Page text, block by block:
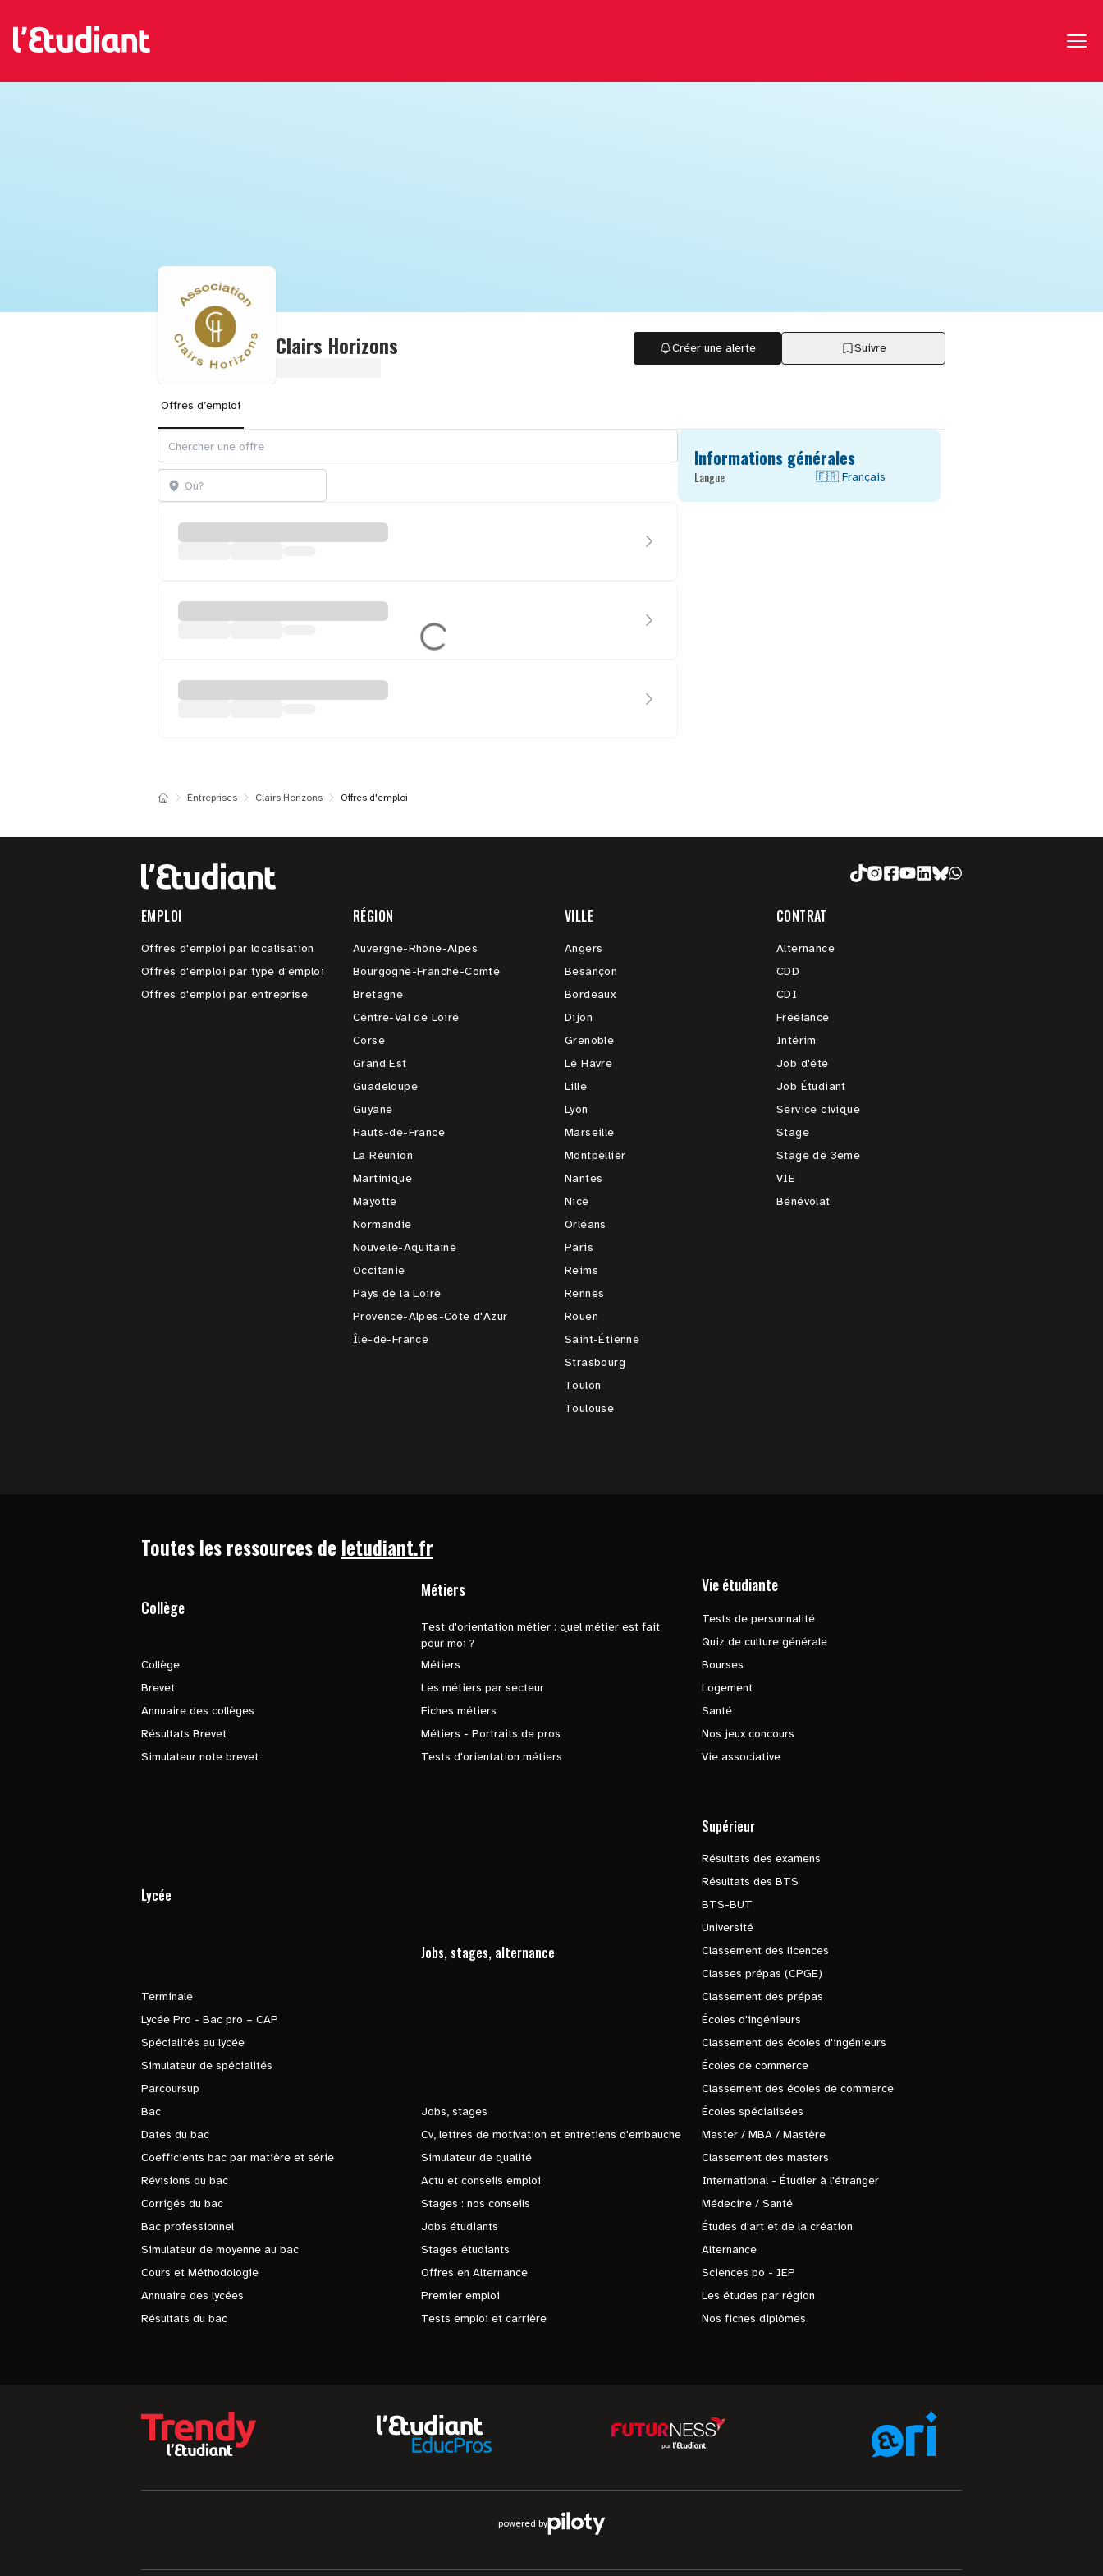
Clairs Horizons Créer une alerte Suivre
Offres d’emploi
Informations générales
Langue 🇫🇷 Français
Entreprises Clairs Horizons Offres d'emploi
EMPLOI
Offres d'emploi par localisation
Offres d'emploi par type d'emploi
Offres d'emploi par entreprise
RÉGION
Auvergne-Rhône-Alpes
Bourgogne-Franche-Comté
Bretagne
Centre-Val de Loire
Corse
Grand Est
Guadeloupe
Guyane
Hauts-de-France
La Réunion
Martinique
Mayotte
Normandie
Nouvelle-Aquitaine
Occitanie
Pays de la Loire
Provence-Alpes-Côte d'Azur
Île-de-France
VILLE
Angers
Besançon
Bordeaux
Dijon
Grenoble
Le Havre
Lille
Lyon
Marseille
Montpellier
Nantes
Nice
Orléans
Paris
Reims
Rennes
Rouen
Saint-Étienne
Strasbourg
Toulon
Toulouse
CONTRAT
Alternance
CDD
CDI
Freelance
Intérim
Job d'été
Job Étudiant
Service civique
Stage
Stage de 3ème
VIE
Bénévolat
Toutes les ressources de letudiant.fr
Collège
Collège
Brevet
Annuaire des collèges
Résultats Brevet
Simulateur note brevet
Métiers
Test d'orientation métier : quel métier est fait
pour moi ?
Métiers
Les métiers par secteur
Fiches métiers
Métiers - Portraits de pros
Tests d'orientation métiers
Vie étudiante
Tests de personnalité
Quiz de culture générale
Bourses
Logement
Santé
Nos jeux concours
Vie associative
Lycée
Terminale
Lycée Pro - Bac pro – CAP
Spécialités au lycée
Simulateur de spécialités
Parcoursup
Bac
Dates du bac
Coefficients bac par matière et série
Révisions du bac
Corrigés du bac
Bac professionnel
Simulateur de moyenne au bac
Cours et Méthodologie
Annuaire des lycées
Résultats du bac
Jobs, stages, alternance
Jobs, stages
Cv, lettres de motivation et entretiens d'embauche
Simulateur de qualité
Actu et conseils emploi
Stages : nos conseils
Jobs étudiants
Stages étudiants
Offres en Alternance
Premier emploi
Tests emploi et carrière
Supérieur
Résultats des examens
Résultats des BTS
BTS-BUT
Université
Classement des licences
Classes prépas (CPGE)
Classement des prépas
Écoles d'ingénieurs
Classement des écoles d'ingénieurs
Écoles de commerce
Classement des écoles de commerce
Écoles spécialisées
Master / MBA / Mastère
Classement des masters
International - Étudier à l'étranger
Médecine / Santé
Études d'art et de la création
Alternance
Sciences po - IEP
Les études par région
Nos fiches diplômes
powered by